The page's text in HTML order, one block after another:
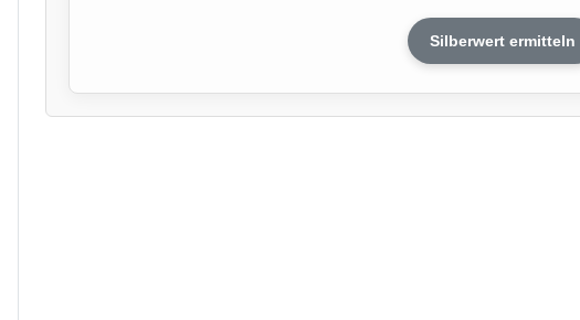
Silberwert ermitteln